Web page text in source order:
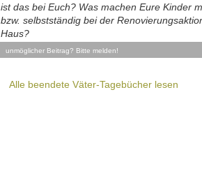
ist das bei Euch? Was machen Eure Kinder
bzw. selbstständig bei der
Haus?
unmöglicher Beitrag? Bitte melden!
Alle beendete Väter-Tagebücher lesen